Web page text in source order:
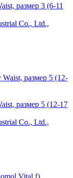
размер 3 (6-11
Co., Ltd.,
размер 5 (12-17
Co., Ltd.,